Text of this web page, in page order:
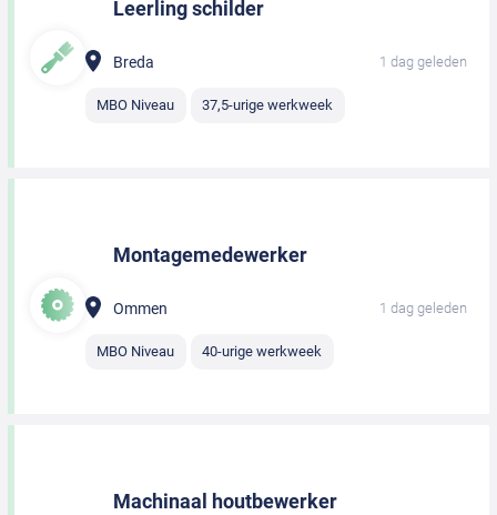
Leerling schilder
Breda 1 dag geleden
MBO Niveau 37,5-urige werkweek
Montagemedewerker
Ommen 1 dag geleden
MBO Niveau 40-urige werkweek
Machinaal houtbewerker